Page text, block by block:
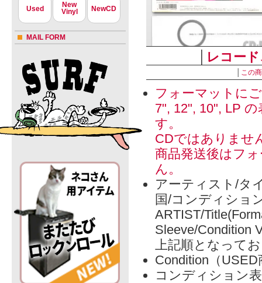
Used
New
Vinyl
NewCD
MAIL FORM
レコー
この
フォーマットに
7", 12", 10", LP
す。
CDではありませ
商品発送後はフ
ん。
アーティスト/タ
国/コンディショ
ARTIST/
Sleeve/Condition
上記順となって
Condition（
コンディション